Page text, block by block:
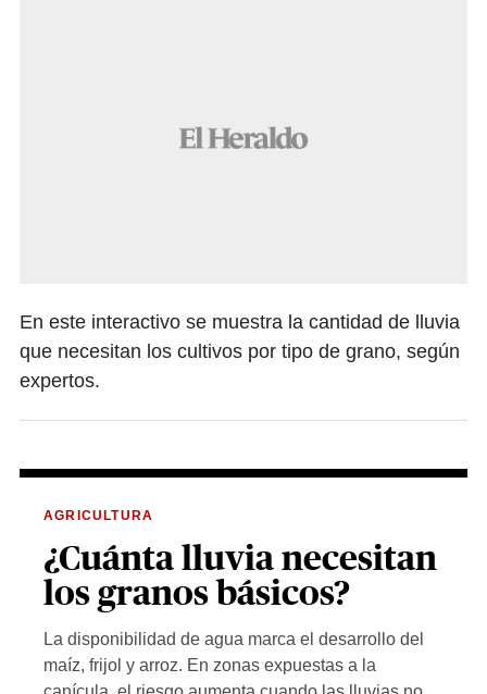
En este interactivo se muestra la cantidad de lluvia
que necesitan los cultivos por tipo de grano, según
expertos.
AGRICULTURA
¿Cuánta lluvia necesitan
los granos básicos?
La disponibilidad de agua marca el desarrollo del
maíz, frijol y arroz. En zonas expuestas a la